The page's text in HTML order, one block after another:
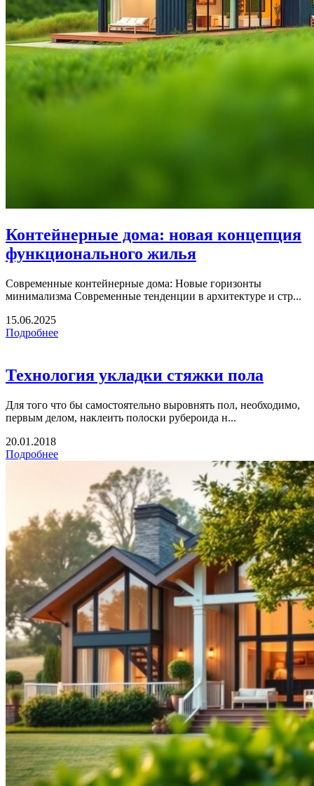
Контейнерные дома: новая концепция
функционального жилья
Современные контейнерные дома: Новые горизонты
минимализма Современные тенденции в архитектуре и стр...
15.06.2025
Подробнее
Технология укладки стяжки пола
Для того что бы самостоятельно выровнять пол, необходимо,
первым делом, наклеить полоски рубероида н...
20.01.2018
Подробнее